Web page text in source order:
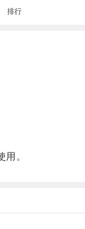
排行
。